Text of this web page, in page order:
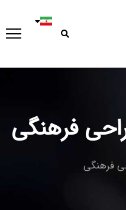
Type and hit enter
فرهنگی
فرهنگی